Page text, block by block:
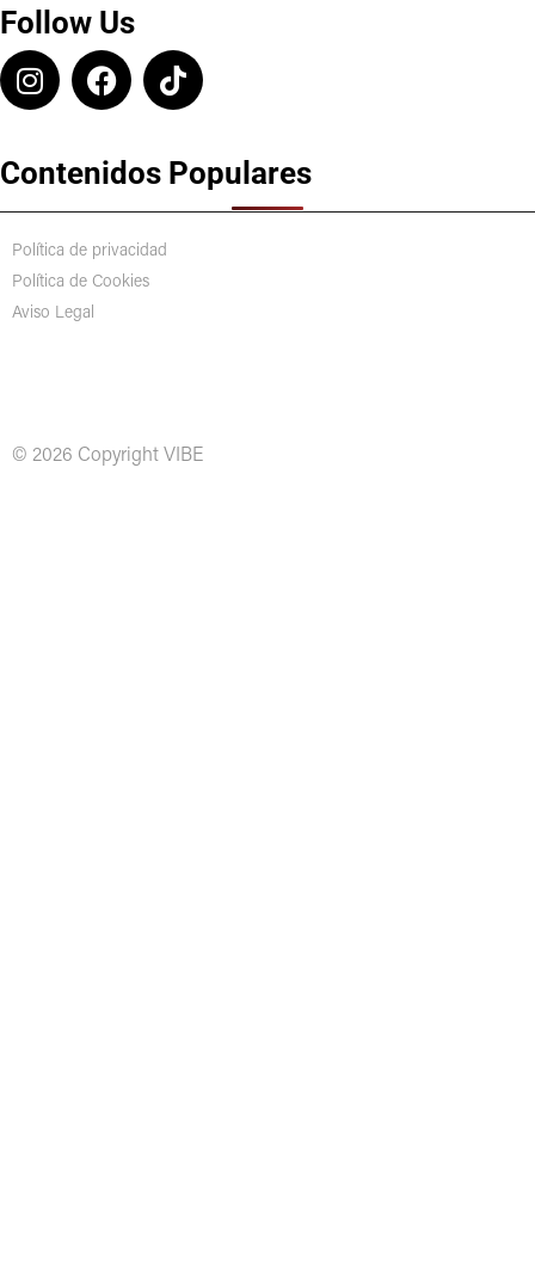
Follow Us
Contenidos Populares
Política de privacidad
Política de Cookies
Aviso Legal
© 2026 Copyright VIBE